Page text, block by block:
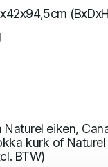
Naturel eiken,
kurk of Naturel
BTW)